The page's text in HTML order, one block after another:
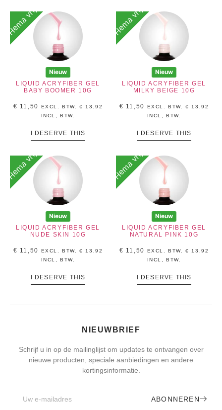
Hema vrij
Nieuw
LIQUID ACRYFIBER GEL
BABY BOOMER 10G
€ 11,50 EXCL. BTW.€ 13,92
INCL, BTW.
I DESERVE THIS
Hema vrij
Nieuw
LIQUID ACRYFIBER GEL
MILKY BEIGE 10G
€ 11,50 EXCL. BTW.€ 13,92
INCL, BTW.
I DESERVE THIS
Hema vrij
Nieuw
LIQUID ACRYFIBER GEL
NUDE SKIN 10G
€ 11,50 EXCL. BTW.€ 13,92
INCL, BTW.
I DESERVE THIS
Hema vrij
Nieuw
LIQUID ACRYFIBER GEL
NATURAL PINK 10G
€ 11,50 EXCL. BTW.€ 13,92
INCL, BTW.
I DESERVE THIS
NIEUWBRIEF
Schrijf u in op de mailinglijst om updates te ontvangen over
nieuwe producten, speciale aanbiedingen en andere
kortingsinformatie.
ABONNEREN